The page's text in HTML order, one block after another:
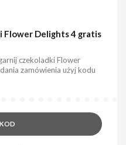
Flower Delights 4 gratis
czekoladki Flower
zamówienia użyj kodu